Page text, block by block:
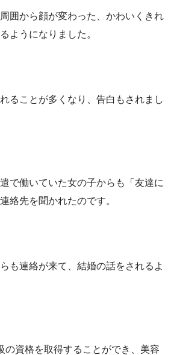
囲から顔が変わった、かわいくきれ
ようになりました。
ることが多くなり、告白もされまし
で働いていた女の子からも「友達に
絡先を聞かれたのです。
も連絡が来て、結婚の話をされるよ
の資格を取得することができ、美容